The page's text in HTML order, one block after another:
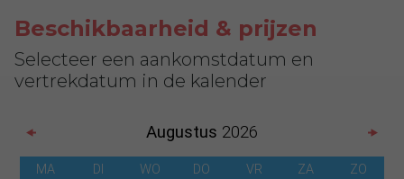
Beschikbaarheid & prijzen
Selecteer een aankomstdatum en
vertrekdatum in de kalender
Augustus 2026
MA DI WO DO VR ZA ZO